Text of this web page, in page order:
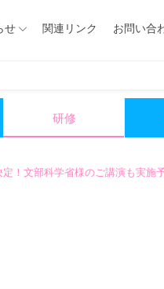
せ 関連リンク お問い合
研修
！文部科学省様のご講演も実施